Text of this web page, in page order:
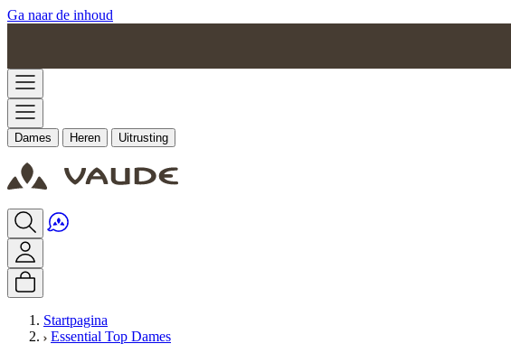
Ga naar de inhoud
Dames Heren Uitrusting
Startpagina
Essential Top Dames